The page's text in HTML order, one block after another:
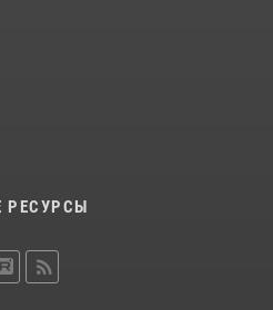
РЕСУРСЫ